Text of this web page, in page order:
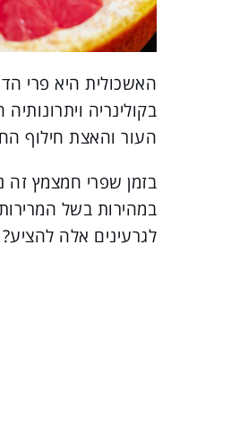
האשכולית היא פרי
בקולינריה
העור והאצת חילוף
בזמן שפרי חמצמץ זה
במהירות בשל
לגרעינים אלה להציע?